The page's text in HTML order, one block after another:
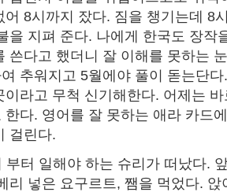
어 8시까지 잤다. 짐을 챙기는데 8
을 지펴 준다. 나에게 한국도 장작
쓴다고 했더니 잘 이해를 못하는
추워지고 5월에야 풀이 돋는단
이라고 무척 신기해한다. 어제는
한다. 영어를 잘 못하는 애라 카드
걸린다.
부터 일해야 하는 슈리가 떠났다.
리 넣은 요구르트, 쨈을 먹었다.